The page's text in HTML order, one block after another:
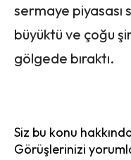
sermaye
büyüktü ve çoğu
gölgede bıraktı.
Siz bu konu
Görüşlerinizi